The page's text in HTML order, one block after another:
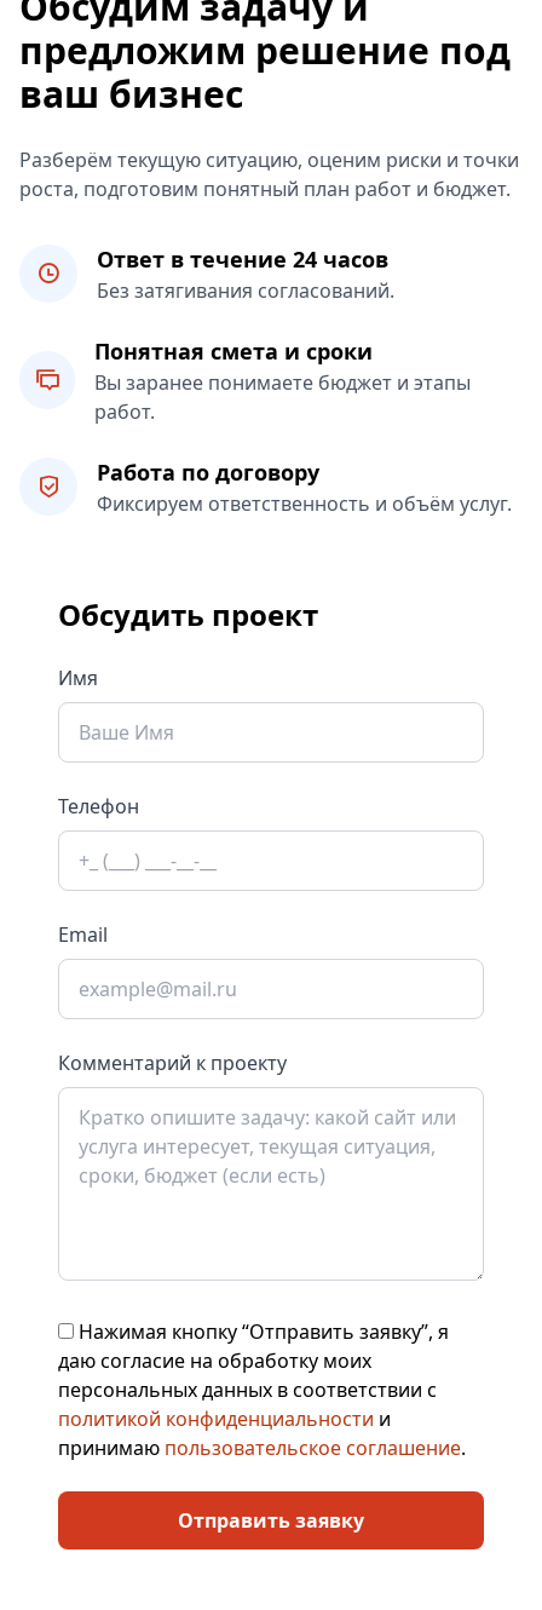
предложим решение под
ваш бизнес
Разберём текущую ситуацию, оценим риски и точки
роста, подготовим понятный план работ и бюджет.
Ответ в течение 24 часов
Без затягивания согласований.
Понятная смета и сроки
Вы заранее понимаете бюджет и этапы
работ.
Работа по договору
Фиксируем ответственность и объём услуг.
Обсудить проект
Имя
Телефон
Email
Комментарий к проекту
Нажимая кнопку “Отправить заявку”, я
даю согласие на обработку моих
персональных данных в соответствии с
политикой конфиденциальности и
принимаю пользовательское соглашение.
Отправить заявку